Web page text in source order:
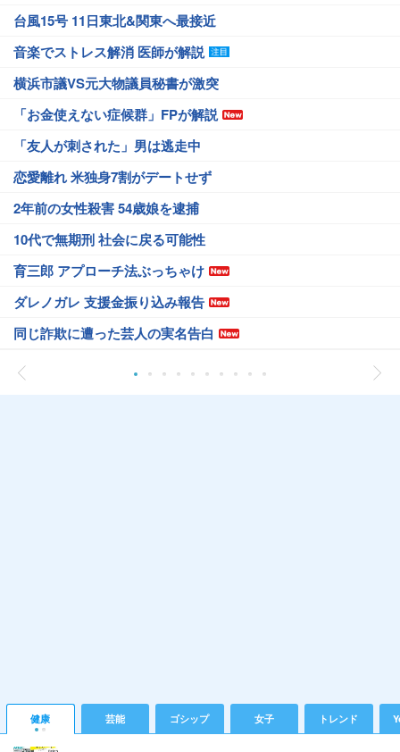
台風15号 11日東北&関東へ最接近
音楽でストレス解消 医師が解説
横浜市議VS元大物議員秘書が激突
「お金使えない症候群」FPが解説
「友人が刺された」男は逃走中
恋愛離れ 米独身7割がデートせず
2年前の女性殺害 54歳娘を逮捕
10代で無期刑 社会に戻る可能性
育三郎 アプローチ法ぶっちゃけ
ダレノガレ 支援金振り込み報告
同じ詐欺に遭った芸人の実名告白
健康 芸能 ゴシップ 女子 トレンド